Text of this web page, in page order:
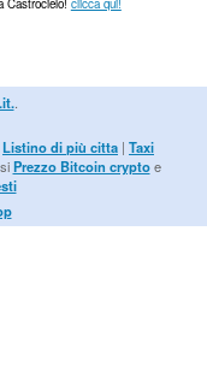
Castrocielo! clicca qui!
.
Listino di più citta | Taxi
siPrezzo Bitcoin cryptoe